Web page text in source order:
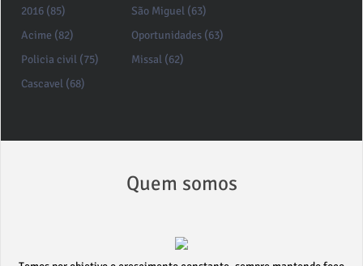
2016 (85)
Acime (82)
Policia civil (75)
Cascavel (68)
São Miguel (63)
Oportunidades (63)
Missal (62)
Quem somos